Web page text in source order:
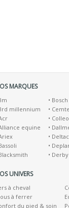
MARQUES
millennium
equine
• Bosch
•
•
•
•
•
• Derby
UNIVERS
à cheval
à ferrer
du pied & soin